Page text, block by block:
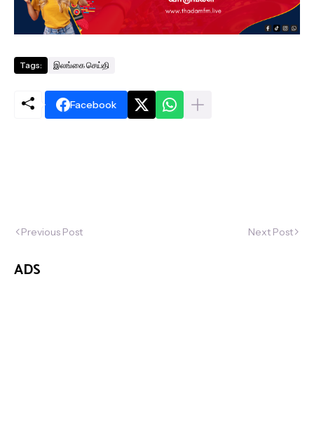
Tags: இலங்கை செய்தி
Facebook
Previous Post Next Post
ADS